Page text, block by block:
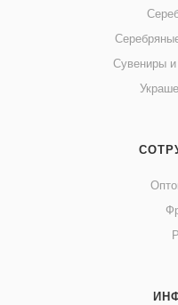
Сувениры и